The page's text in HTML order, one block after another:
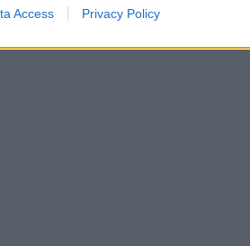
Access Privacy Policy